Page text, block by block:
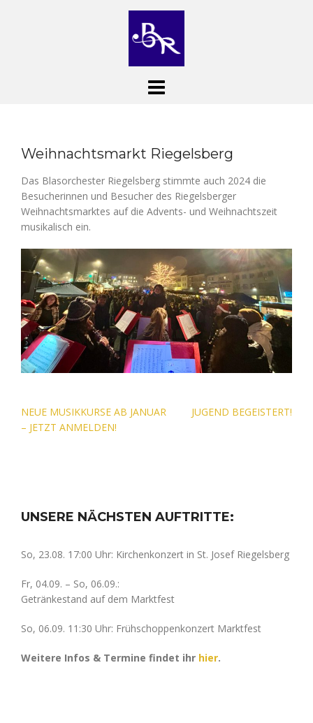
Weihnachtsmarkt Riegelsberg
Das Blasorchester Riegelsberg stimmte auch 2024 die
Besucherinnen und Besucher des Riegelsberger
Weihnachtsmarktes auf die Advents- und Weihnachtszeit
musikalisch ein.
Beitragsnavigation
NEUE MUSIKKURSE AB JANUAR
– JETZT ANMELDEN!
JUGEND BEGEISTERT!
UNSERE NÄCHSTEN AUFTRITTE:
So, 23.08. 17:00 Uhr: Kirchenkonzert in St. Josef Riegelsberg
Fr, 04.09. – So, 06.09.:
Getränkestand auf dem Marktfest
So, 06.09. 11:30 Uhr: Frühschoppenkonzert Marktfest
Weitere Infos & Termine findet ihr hier.